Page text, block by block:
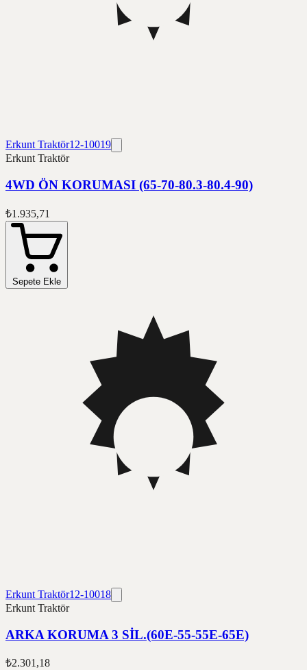
Erkunt Traktör12-10019
Erkunt Traktör
4WD ÖN KORUMASI (65-70-80.3-80.4-90)
₺1.935,71
Sepete Ekle
Erkunt Traktör12-10018
Erkunt Traktör
ARKA KORUMA 3 SİL.(60E-55-55E-65E)
₺2.301,18